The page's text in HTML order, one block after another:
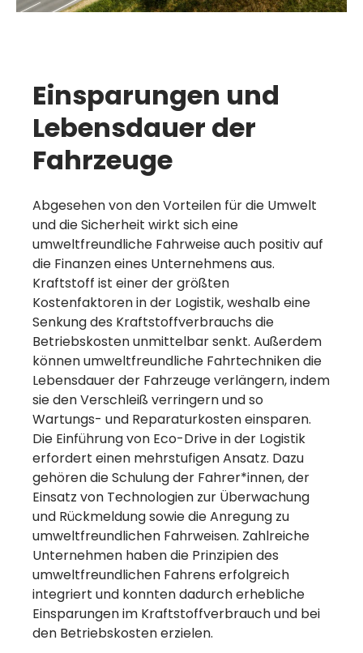
Einsparungen und
Lebensdauer der
Fahrzeuge
Abgesehen von den Vorteilen für die Umwelt
und die Sicherheit wirkt sich eine
umweltfreundliche Fahrweise auch positiv auf
die Finanzen eines Unternehmens aus.
Kraftstoff ist einer der größten
Kostenfaktoren in der Logistik, weshalb eine
Senkung des Kraftstoffverbrauchs die
Betriebskosten unmittelbar senkt. Außerdem
können umweltfreundliche Fahrtechniken die
Lebensdauer der Fahrzeuge verlängern, indem
sie den Verschleiß verringern und so
Wartungs- und Reparaturkosten einsparen.
Die Einführung von Eco-Drive in der Logistik
erfordert einen mehrstufigen Ansatz. Dazu
gehören die Schulung der Fahrer*innen, der
Einsatz von Technologien zur Überwachung
und Rückmeldung sowie die Anregung zu
umweltfreundlichen Fahrweisen. Zahlreiche
Unternehmen haben die Prinzipien des
umweltfreundlichen Fahrens erfolgreich
integriert und konnten dadurch erhebliche
Einsparungen im Kraftstoffverbrauch und bei
den Betriebskosten erzielen.
Eine schnelle
Empfehlung = ein
Gratismonat
Mehr erfahren